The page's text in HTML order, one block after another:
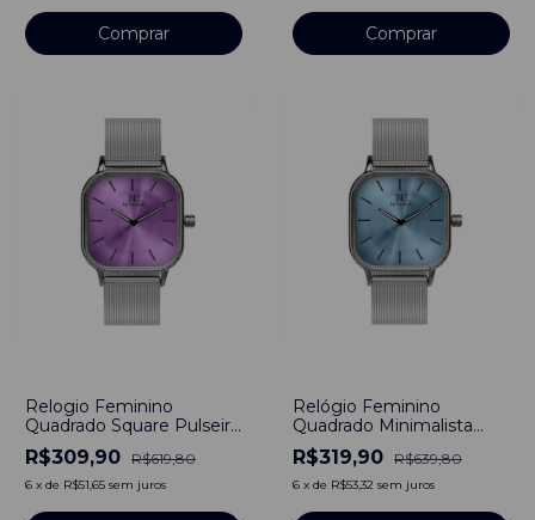
Comprar
Relogio Feminino
Quadrado Square Pulseira
Prata Bays Purple Roxo
Silver Aço Inoxidável
banhado a titânio 40mm
R$309,90 R$619,80
6 x de R$51,65 sem juros
Relógio Feminino
Quadrado Minimalista
Bays Marine Pulseira
Prata Silver 40mm Aço
Inoxidável Bewatch
R$319,90 R$639,80
6 x de R$53,32 sem juros